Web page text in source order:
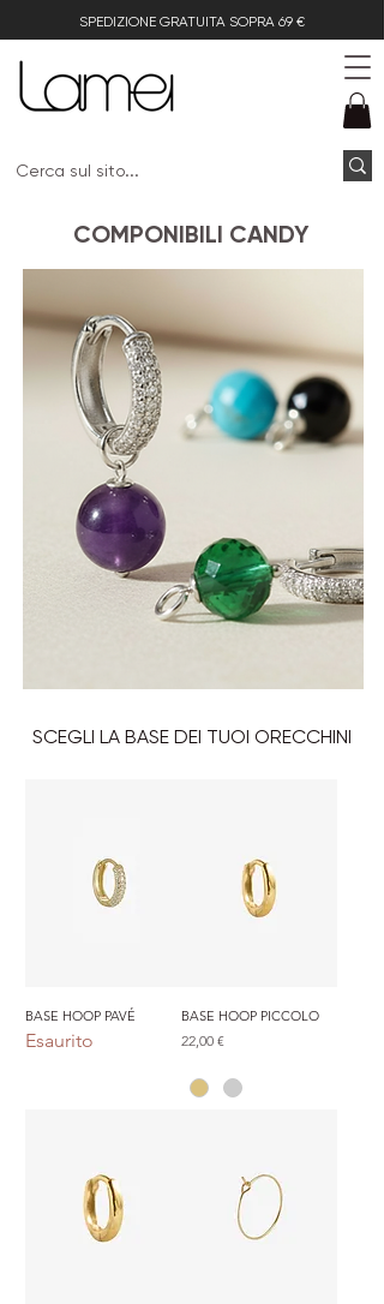
SPEDIZIONE GRATUITA SOPRA 69 €
COMPONIBILI CANDY
SCEGLI LA BASE DEI TUOI ORECCHINI
BASE HOOP PAVÉ
Esaurito
BASE HOOP PICCOLO
Prezzo
22,00 €